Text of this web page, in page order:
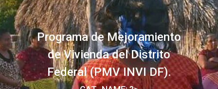
Programa de Mejoramiento
de Vivienda del Distrito
Federal (PMV INVI DF).